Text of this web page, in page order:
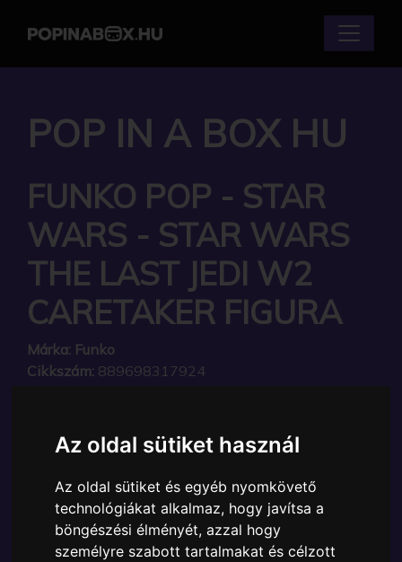
Az oldal sütiket használ
Az oldal sütiket és egyéb nyomkövető
technológiákat alkalmaz, hogy javítsa a
böngészési élményét, azzal hogy
személyre szabott tartalmakat és célzott
POP IN A BOX HU
FUNKO POP - STAR
WARS - STAR WARS
THE LAST JEDI W2
CARETAKER FIGURA
Márka: Funko
Cikkszám: 889698317924
A Funko POP - Star Wars egyik népszerű terméke a
W2 Caretaker figura, amely ablakos csomagolásban
azaz - POP In a Box - várja új gazdáját.
A termék sajnos nem elérhető, nézd meg